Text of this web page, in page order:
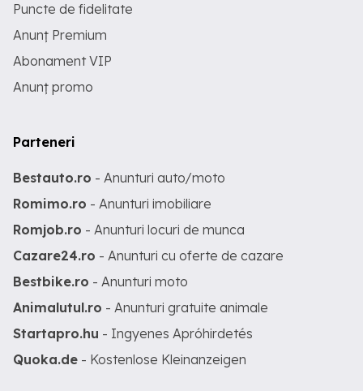
Puncte de fidelitate
Anunț Premium
Abonament VIP
Anunț promo
Parteneri
Bestauto.ro - Anunturi auto/moto
Romimo.ro - Anunturi imobiliare
Romjob.ro - Anunturi locuri de munca
Cazare24.ro - Anunturi cu oferte de cazare
Bestbike.ro - Anunturi moto
Animalutul.ro - Anunturi gratuite animale
Startapro.hu - Ingyenes Apróhirdetés
Quoka.de - Kostenlose Kleinanzeigen